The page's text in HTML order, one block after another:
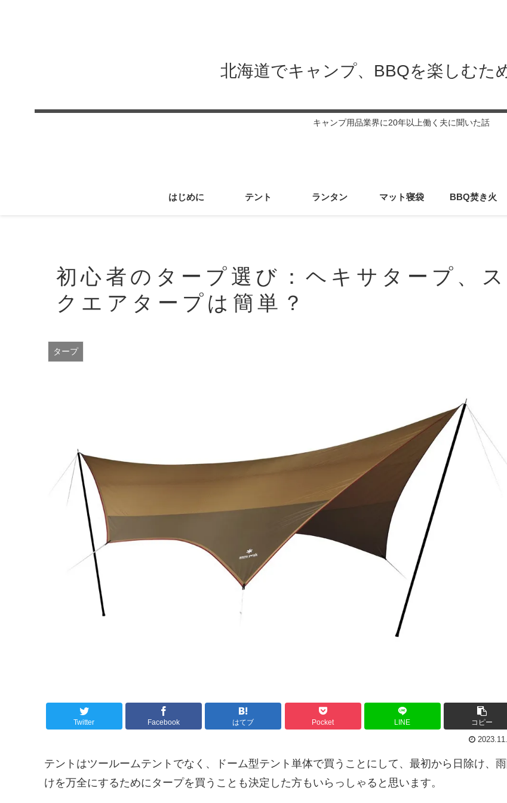
北海道でキャンプ、BBQを楽しむた
キャンプ用品業界に20年以上働く夫に聞いた話
はじめに テント ランタン マット寝袋 BBQ焚き火
初心者のタープ選び：ヘキサタープ、ス
クエアタープは簡単？
タープ
Twitter Facebook はてブ Pocket LINE コピー
テントはツールームテントでなく、ドーム型テント単体で買うことにして、最初から日除け、
けを万全にするためにタープを買うことも決定した方もいらっしゃると思います。